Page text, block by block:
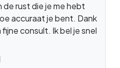
de rust die je me hebt
accuraat je bent. Dank
consult. Ik bel je snel